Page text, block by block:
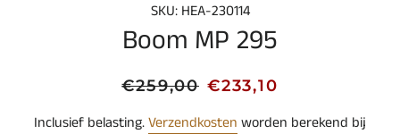
SKU: HEA-230114
Boom MP 295
Normale
€259,00 Aanbiedingsprijs
€233,10
Inclusief belasting.Verzendkosten worden berekend bij